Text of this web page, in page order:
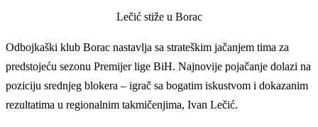
Lečić stiže u Borac
Odbojkaški klub Borac nastavlja sa strateškim jačanjem tima za
predstojeću sezonu Premijer lige BiH. Najnovije pojačanje dolazi na
poziciju srednjeg blokera – igrač sa bogatim iskustvom i dokazanim
rezultatima u regionalnim takmičenjima, Ivan Lečić.